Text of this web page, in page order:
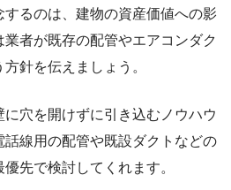
るのは、建物の資産価値への影
者が既存の配管やエアコンダク
針を伝えましょう。
穴を開けずに引き込むノウハウ
話線用の配管や既設ダクトなどの
先で検討してくれます。